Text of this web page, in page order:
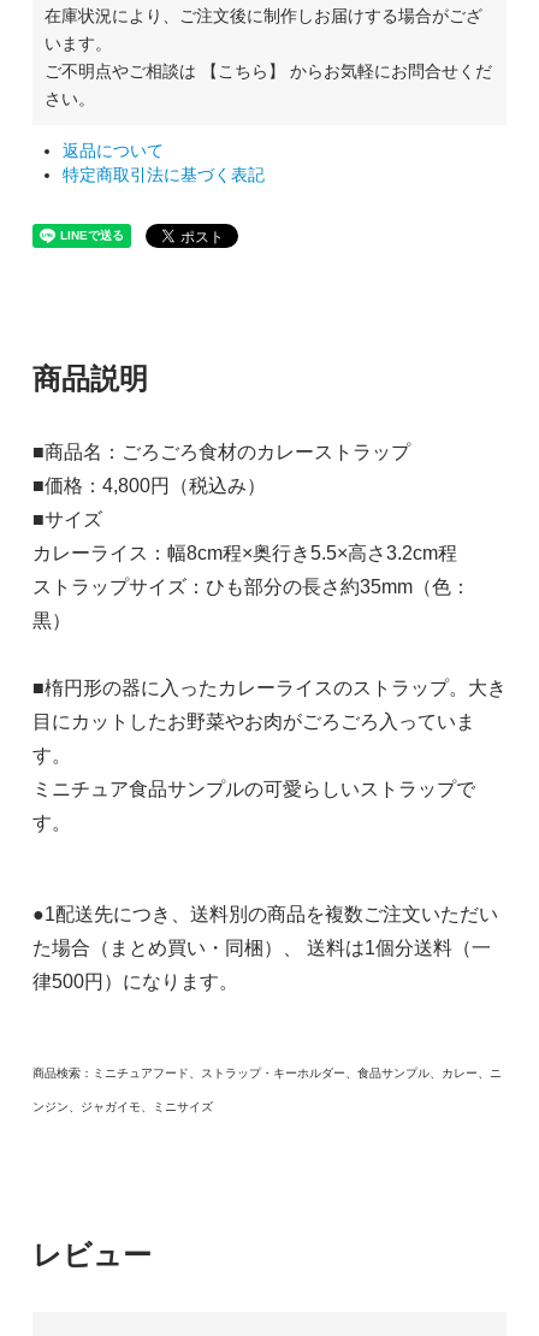
在庫状況により、ご注文後に制作しお届けする場合がござ
います。
ご不明点やご相談は
【こちら】
からお気軽にお問合せくだ
さい。
返品について
特定商取引法に基づく表記
商品説明
■商品名：ごろごろ食材のカレーストラップ
■価格：4,800円（税込み）
■サイズ
カレーライス：幅8cm程×奥行き5.5×高さ3.2cm程
ストラップサイズ：ひも部分の長さ約35mm（色：
黒）
■楕円形の器に入ったカレーライスのストラップ。大き
目にカットしたお野菜やお肉がごろごろ入っていま
す。
ミニチュア食品サンプルの可愛らしいストラップで
す。
●1配送先につき、送料別の商品を複数ご注文いただい
た場合（まとめ買い・同梱）、 送料は1個分送料（一
律500円）になります。
商品検索：ミニチュアフード、ストラップ・キーホルダー、食品サンプル、カレー、ニ
ンジン、ジャガイモ、ミニサイズ
レビュー